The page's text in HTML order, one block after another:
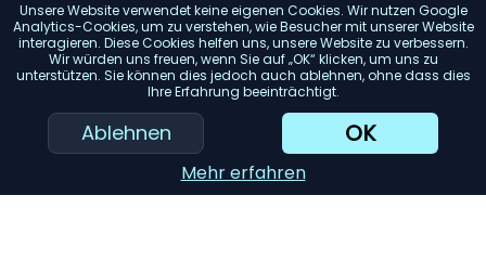
Unsere Website verwendet keine eigenen Cookies. Wir nutzen Google
Analytics-Cookies, um zu verstehen, wie Besucher mit unserer Website
interagieren. Diese Cookies helfen uns, unsere Website zu verbessern.
Wir würden uns freuen, wenn Sie auf „OK“ klicken, um uns zu
unterstützen. Sie können dies jedoch auch ablehnen, ohne dass dies
Ihre Erfahrung beeinträchtigt.
Ablehnen OK
Mehr erfahren
Größe: Die Größe des Herds sollte in Ihre Küche passen
und Ihren Kochbedürfnissen entsprechen.
Standardbreiten sind 30 und 36 Zoll, aber es sind auch
größere Modelle erhältlich.
Anzahl der Brenner:
Mehr Brenner bieten mehr
Flexibilität. Berücksichtigen Sie Ihre Kochgewohnheiten -
kochen Sie oft mehrere Gerichte gleichzeitig?
Ofenkapazität: